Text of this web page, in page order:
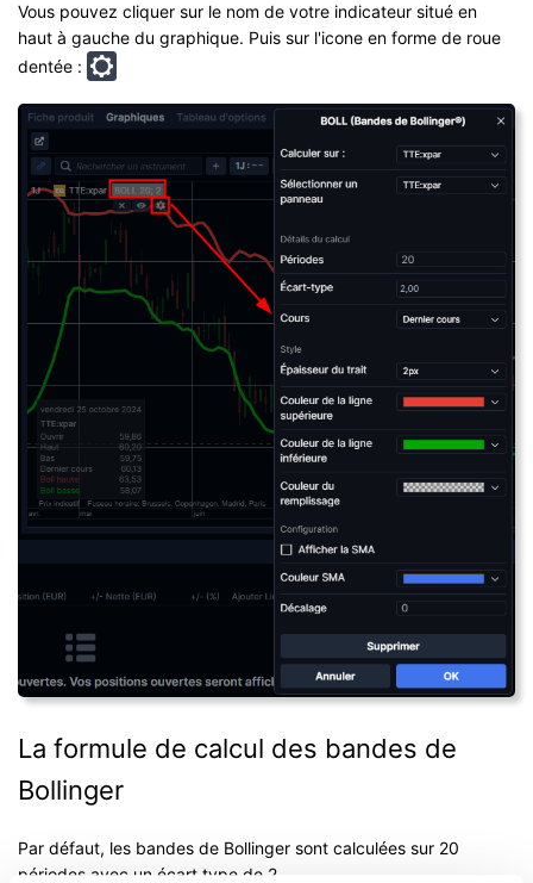
Vous pouvez cliquer sur le nom de votre indicateur situé en
haut à gauche du graphique. Puis sur l'icone en forme de roue
dentée :
La formule de calcul des bandes de
Bollinger
Par défaut, les bandes de Bollinger sont calculées sur 20
périodes avec un écart type de 2.